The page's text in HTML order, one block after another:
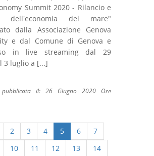
Summit 2020 - Rilancio e
dell'economia del mare"
dalla Associazione Genova
e dal Comune di Genova e
in live streaming dal 29
3 luglio a [...]
pubblicata il: 26 Giugno 2020 Ore
2 3 4 5 6
7
10 11 12 13 14